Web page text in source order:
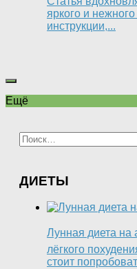
яркого и
инструкции,...
Ещё
Найти:
ДИЕТЫ
Лунная диета на
лёгкого
стоит